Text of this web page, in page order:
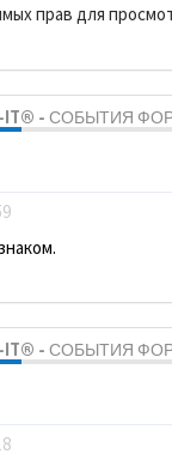
прав для
IT® - СОБЫТИЯ
IT® - СОБЫТИЯ